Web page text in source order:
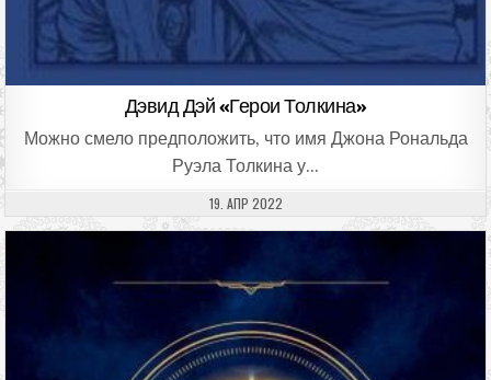
Дэвид Дэй «Герои Толкина»
Можно смело предположить, что имя Джона Рональда
Руэла Толкина у…
ДАТА ПУБЛИКАЦИИ:
19. АПР 2022